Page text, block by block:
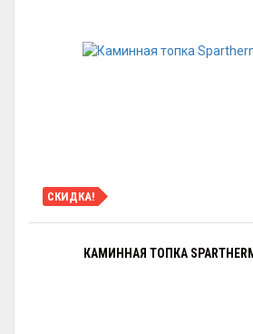
СКИДКА!
КАМИННАЯ ТОПКА SPARTHERM